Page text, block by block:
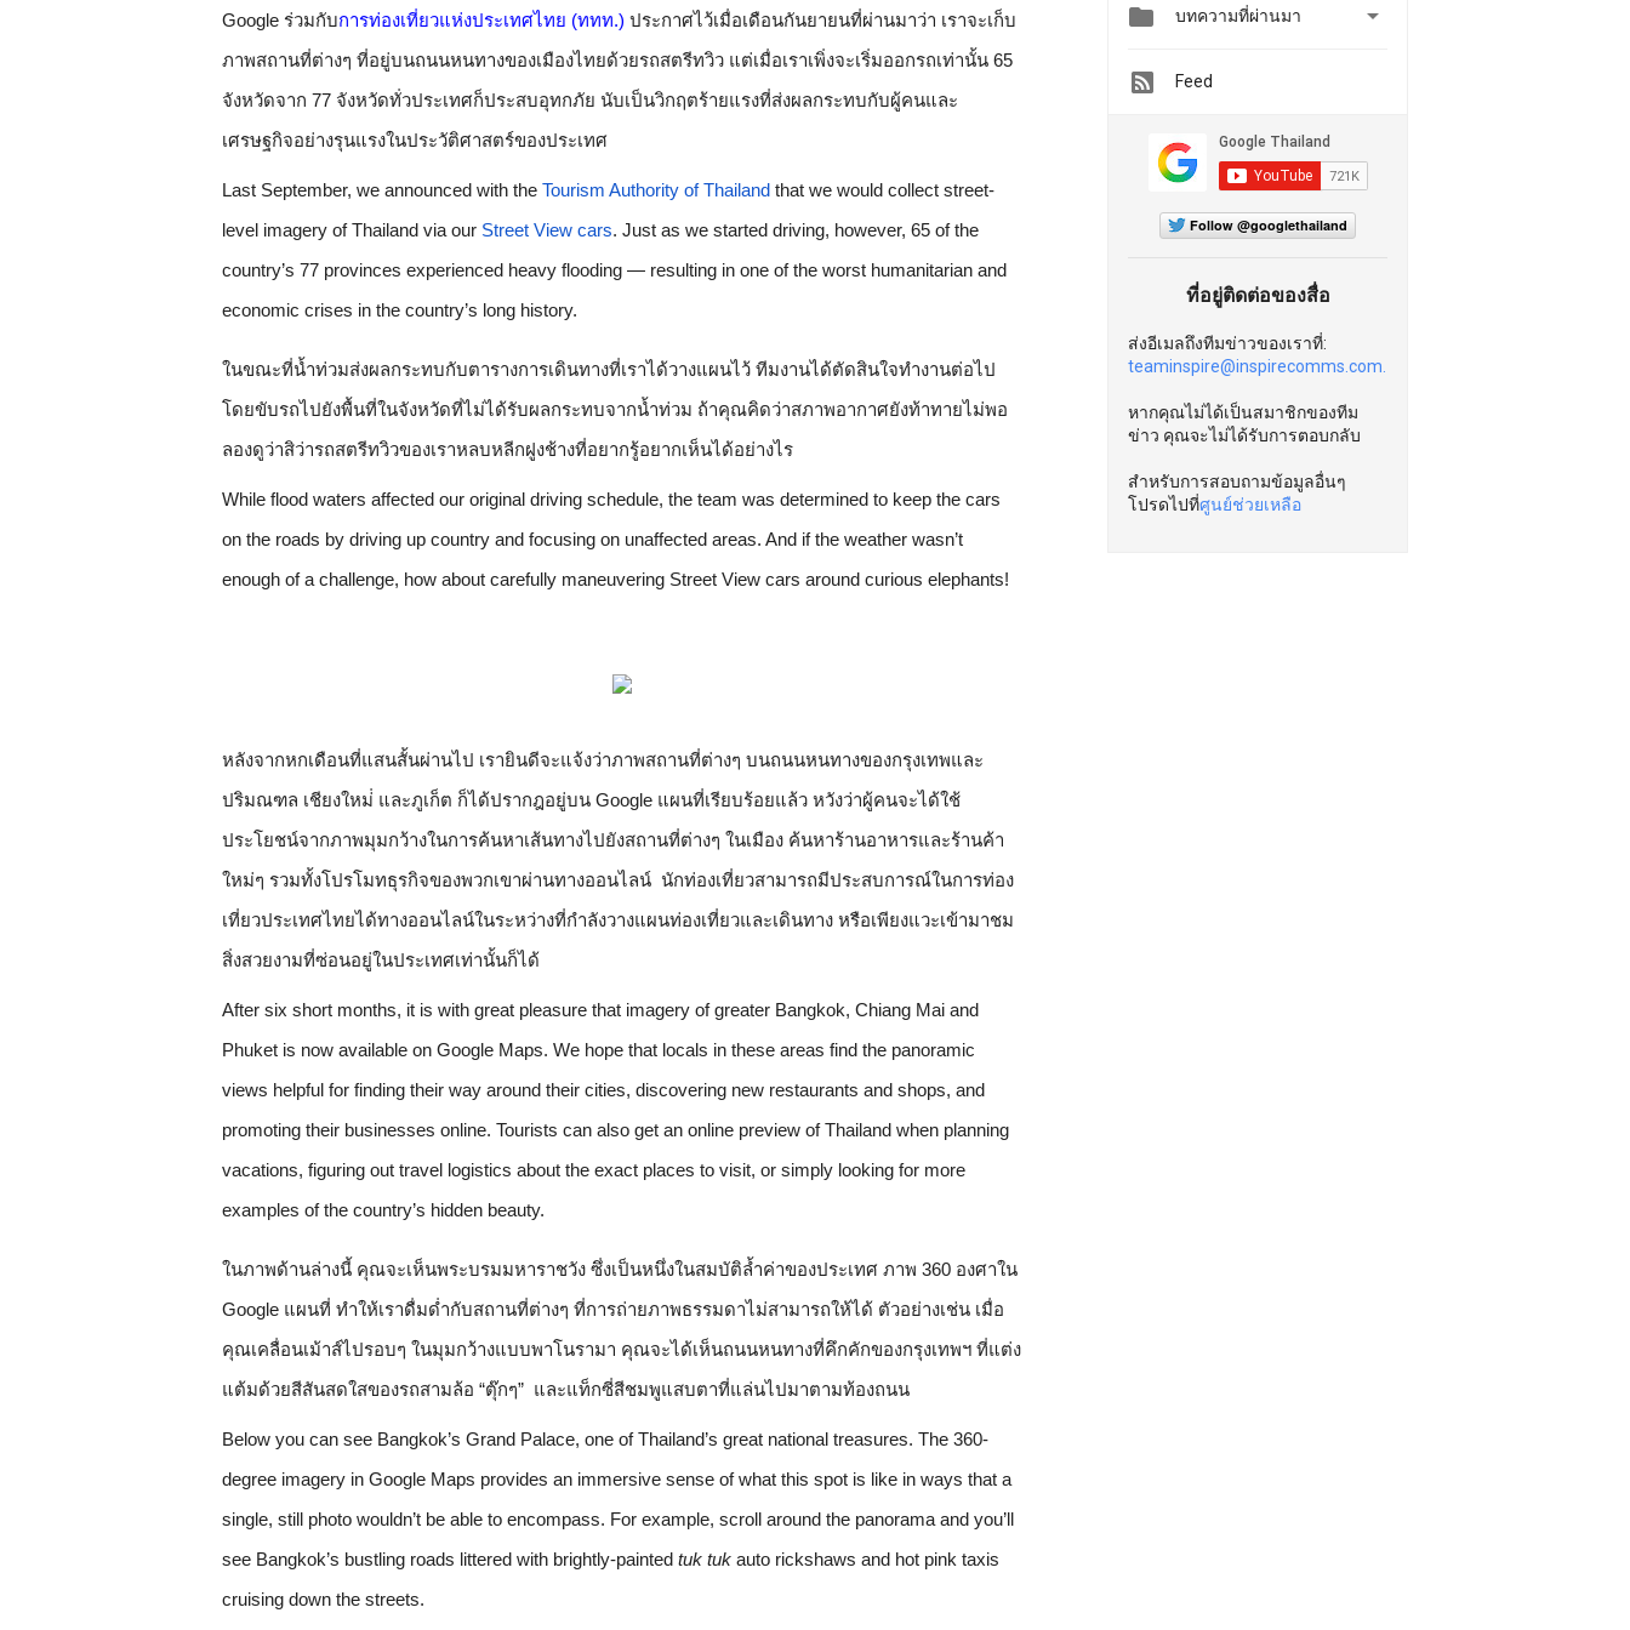
Google ร่วมกับการท่องเที่ยวแห่งประเทศไทย (ททท.) ประกาศไว้เมื่อเดือนกันยายนที่ผ่านมาว่า เราจะเก็บ
ภาพสถานที่ต่างๆ ที่อยู่บนถนนหนทางของเมืองไทยด้วยรถสตรีทวิว แต่เมื่อเราเพิ่งจะเริ่มออกรถเท่านั้น 65
จังหวัดจาก 77 จังหวัดทั่วประเทศก็ประสบอุทกภัย นับเป็นวิกฤตร้ายแรงที่ส่งผลกระทบกับผู้คนและ
เศรษฐกิจอย่างรุนแรงในประวัติศาสตร์ของประเทศ
Last September, we announced with the Tourism Authority of Thailand that we would collect street-
level imagery of Thailand via our Street View cars. Just as we started driving, however, 65 of the
country’s 77 provinces experienced heavy flooding — resulting in one of the worst humanitarian and
economic crises in the country’s long history.
ในขณะที่น้ำท่วมส่งผลกระทบกับตารางการเดินทางที่เราได้วางแผนไว้ ทีมงานได้ตัดสินใจทำงานต่อไป
โดยขับรถไปยังพื้นที่ในจังหวัดที่ไม่ได้รับผลกระทบจากน้ำท่วม ถ้าคุณคิดว่าสภาพอากาศยังท้าทายไม่พอ
ลองดูว่าสิว่ารถสตรีทวิวของเราหลบหลีกฝูงช้างที่อยากรู้อยากเห็นได้อย่างไร
While flood waters affected our original driving schedule, the team was determined to keep the cars
on the roads by driving up country and focusing on unaffected areas. And if the weather wasn’t
enough of a challenge, how about carefully maneuvering Street View cars around curious elephants!
หลังจากหกเดือนที่แสนสั้นผ่านไป เรายินดีจะแจ้งว่าภาพสถานที่ต่างๆ บนถนนหนทางของกรุงเทพและ
ปริมณฑล เชียงใหม่่ และภูเก็ต ก็ได้ปรากฎอยู่บน Google แผนที่เรียบร้อยแล้ว หวังว่าผู้คนจะได้ใช้
ประโยชน์จากภาพมุมกว้างในการค้นหาเส้นทางไปยังสถานที่ต่างๆ ในเมือง ค้นหาร้านอาหารและร้านค้า
ใหม่ๆ รวมทั้งโปรโมทธุรกิจของพวกเขาผ่านทางออนไลน์  นักท่องเที่ยวสามารถมีประสบการณ์ในการท่อง
เที่ยวประเทศไทยได้ทางออนไลน์ในระหว่างที่กำลังวางแผนท่องเที่ยวและเดินทาง หรือเพียงแวะเข้ามาชม
สิ่งสวยงามที่ซ่อนอยู่ในประเทศเท่านั้นก็ได้
After six short months, it is with great pleasure that imagery of greater Bangkok, Chiang Mai and
Phuket is now available on Google Maps. We hope that locals in these areas find the panoramic
views helpful for finding their way around their cities, discovering new restaurants and shops, and
promoting their businesses online. Tourists can also get an online preview of Thailand when planning
vacations, figuring out travel logistics about the exact places to visit, or simply looking for more
examples of the country’s hidden beauty.
ในภาพด้านล่างนี้ คุณจะเห็นพระบรมมหาราชวัง ซึ่งเป็นหนึ่งในสมบัติล้ำค่าของประเทศ ภาพ 360 องศาใน
Google แผนที่ ทำให้เราดื่มด่ำกับสถานที่ต่างๆ ที่การถ่ายภาพธรรมดาไม่สามารถให้ได้ ตัวอย่างเช่น เมื่อ
คุณเคลื่อนเม้าส์ไปรอบๆ ในมุมกว้างแบบพาโนรามา คุณจะได้เห็นถนนหนทางที่คึกคักของกรุงเทพฯ ที่แต่ง
แต้มด้วยสีสันสดใสของรถสามล้อ “ตุ๊กๆ”  และแท็กซี่สีชมพูแสบตาที่แล่นไปมาตามท้องถนน
Below you can see Bangkok’s Grand Palace, one of Thailand’s great national treasures. The 360-
degree imagery in Google Maps provides an immersive sense of what this spot is like in ways that a
single, still photo wouldn’t be able to encompass. For example, scroll around the panorama and you’ll
see Bangkok’s bustling roads littered with brightly-painted tuk tuk auto rickshaws and hot pink taxis
cruising down the streets.
 บทความที่ผ่านมา 
Feed
Follow @googlethailand
ที่อยู่ติดต่อของสื่อ
ส่งอีเมลถึงทีมข่าวของเราที่:
teaminspire@inspirecomms.com.
หากคุณไม่ได้เป็นสมาชิกของทีม
ข่าว คุณจะไม่ได้รับการตอบกลับ
สำหรับการสอบถามข้อมูลอื่นๆ
โปรดไปที่ศูนย์ช่วยเหลือ